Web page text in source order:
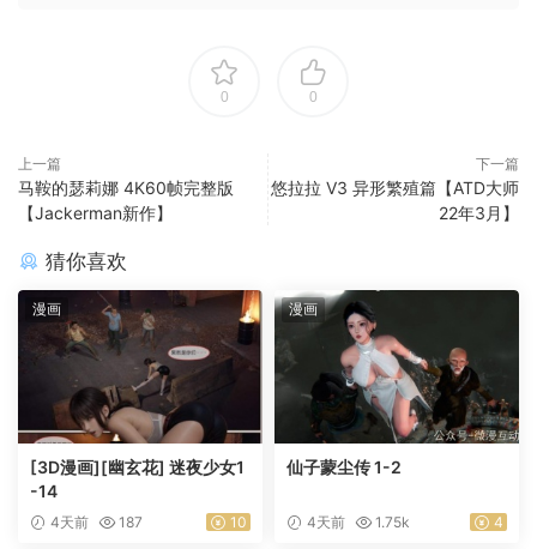
0 0
上一篇
马鞍的瑟莉娜 4K60帧完整版
【Jackerman新作】
下一篇
悠拉拉 V3 异形繁殖篇【ATD大师
22年3月】
猜你喜欢
漫画
[3D漫画][幽玄花] 迷夜少女1
-14
4天前 187 10
漫画
仙子蒙尘传 1-2
4天前 1.75k 4